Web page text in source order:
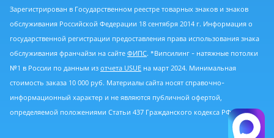
Зарегистрирован в Государственном реестре товарных знаков и знаков
обслуживания Российской Федерации 18 сентября 2014 г. Информация о
государственной регистрации предоставления права использования знака
обслуживания франчайзи на сайте ФИПС. *Випсилинг - натяжные потолки
№1 в России по данным из отчета USUE на март 2024. Минимальная
стоимость заказа 10 000 руб. Материалы сайта носят справочно-
информационный характер и не являются публичной офертой,
определяемой положениями Статьи 437 Гражданского кодекса РФ.